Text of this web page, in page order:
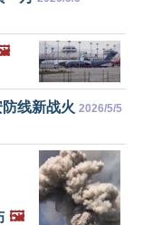
线新战火 2026/5/5
🖼️